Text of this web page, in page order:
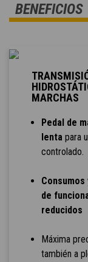
BENEFICIOS
MARCHAS
Pedal de
lenta para
controlado.
de
reducidos
Máxima
también a